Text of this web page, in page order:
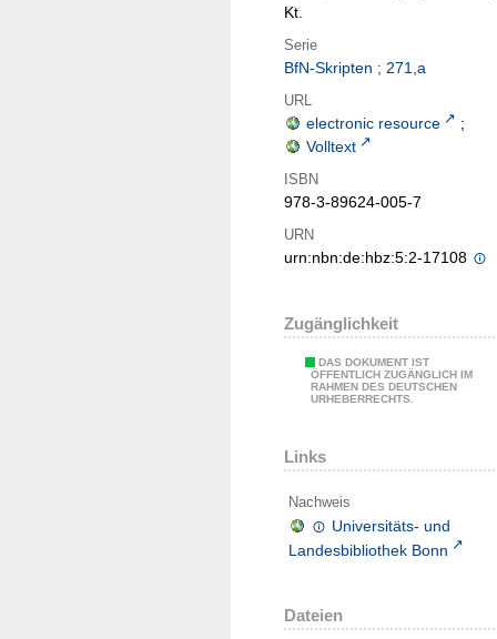
Kt.
Serie
BfN-Skripten ; 271,a
URL
electronic resource
;
Volltext
ISBN
978-3-89624-005-7
URN
urn:nbn:de:hbz:5:2-17108
Zugänglichkeit
DAS DOKUMENT IST
ÖFFENTLICH ZUGÄNGLICH IM
RAHMEN DES DEUTSCHEN
URHEBERRECHTS.
Links
Nachweis
Universitäts- und
Landesbibliothek Bonn
Dateien